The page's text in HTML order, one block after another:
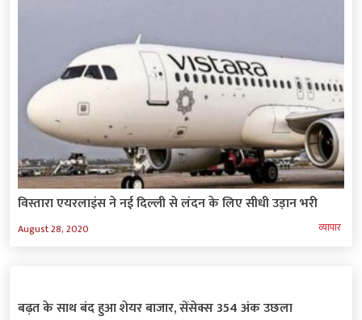
विस्तारा एयरलाइंस ने नई दिल्ली से लंदन के लिए सीधी उड़ान भरी
August 28, 2020 व्‍यापार
बढ़त के साथ बंद हुआ शेयर बाजार, सेंसेक्स 354 अंक उछला